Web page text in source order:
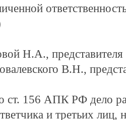
Н.А.,
В.Н.,
ст. 156 АПК РФ дело
и третьих